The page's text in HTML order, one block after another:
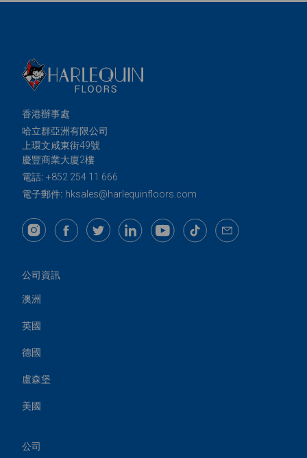
香港辦事處
哈立群亞洲有限公司
上環文咸東街49號
慶豐商業大廈2樓
電話: +852 254 11 666
電子郵件: hksales@harlequinfloors.com
公司資訊
澳洲
英國
德國
盧森堡
美國
公司